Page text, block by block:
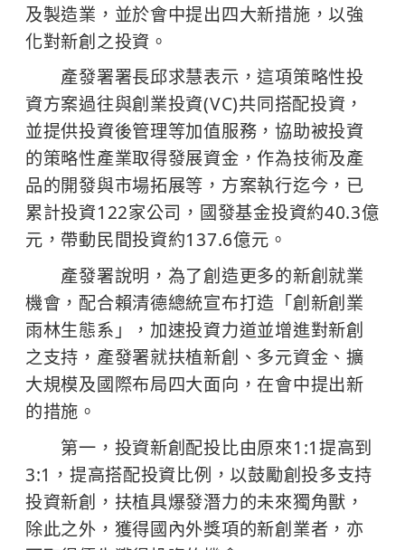
及製造業，並於會中提出四大新措施，以強
化對新創之投資。
產發署署長邱求慧表示，這項策略性投
資方案過往與創業投資(VC)共同搭配投資，
並提供投資後管理等加值服務，協助被投資
的策略性產業取得發展資金，作為技術及產
品的開發與市場拓展等，方案執行迄今，已
累計投資122家公司，國發基金投資約40.3億
元，帶動民間投資約137.6億元。
產發署說明，為了創造更多的新創就業
機會，配合賴清德總統宣布打造「創新創業
雨林生態系」，加速投資力道並增進對新創
之支持，產發署就扶植新創、多元資金、擴
大規模及國際布局四大面向，在會中提出新
的措施。
第一，投資新創配投比由原來1:1提高到
3:1，提高搭配投資比例，以鼓勵創投多支持
投資新創，扶植具爆發潛力的未來獨角獸，
除此之外，獲得國內外獎項的新創業者，亦